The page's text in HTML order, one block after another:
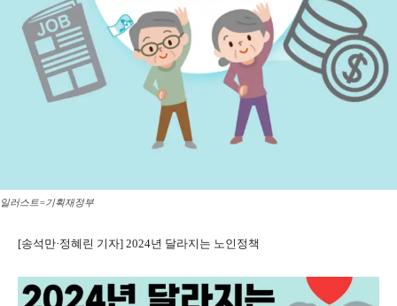
일러스트=기획재정부
[송석만·정혜린 기자] 2024년 달라지는 노인정책